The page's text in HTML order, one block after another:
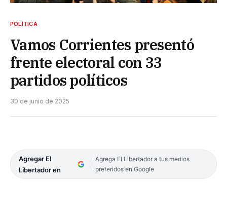
POLÍTICA
Vamos Corrientes presentó
frente electoral con 33
partidos políticos
30 de junio de 2025
Agregar El
Libertador en
Agrega El Libertador a tus medios
preferidos en Google